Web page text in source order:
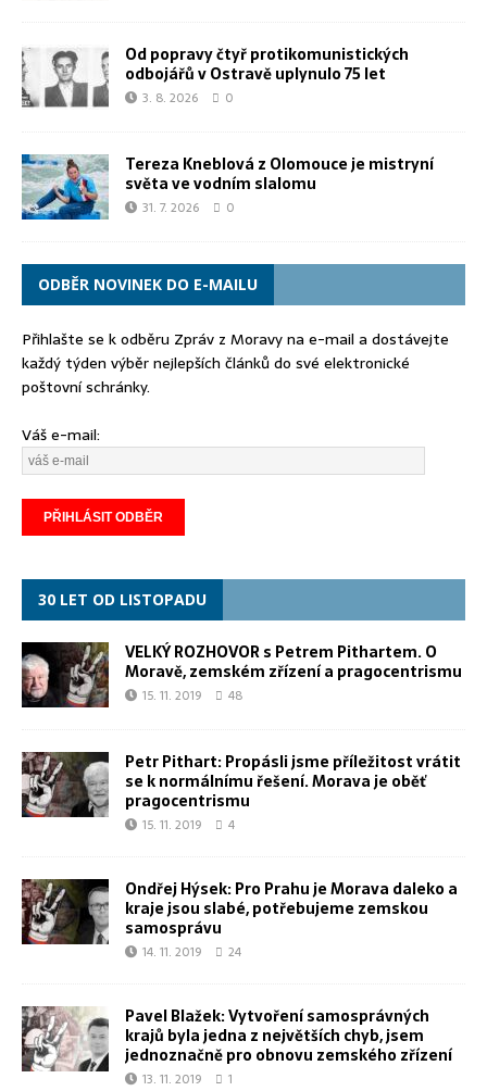
Od popravy čtyř protikomunistických
odbojářů v Ostravě uplynulo 75 let
3. 8. 2026 0
Tereza Kneblová z Olomouce je mistryní
světa ve vodním slalomu
31. 7. 2026 0
ODBĚR NOVINEK DO E-MAILU
Přihlašte se k odběru Zpráv z Moravy na e-mail a dostávejte
každý týden výběr nejlepších článků do své elektronické
poštovní schránky.
Váš e-mail:
30 LET OD LISTOPADU
VELKÝ ROZHOVOR s Petrem Pithartem. O
Moravě, zemském zřízení a pragocentrismu
15. 11. 2019 48
Petr Pithart: Propásli jsme příležitost vrátit
se k normálnímu řešení. Morava je oběť
pragocentrismu
15. 11. 2019 4
Ondřej Hýsek: Pro Prahu je Morava daleko a
kraje jsou slabé, potřebujeme zemskou
samosprávu
14. 11. 2019 24
Pavel Blažek: Vytvoření samosprávných
krajů byla jedna z největších chyb, jsem
jednoznačně pro obnovu zemského zřízení
13. 11. 2019 1